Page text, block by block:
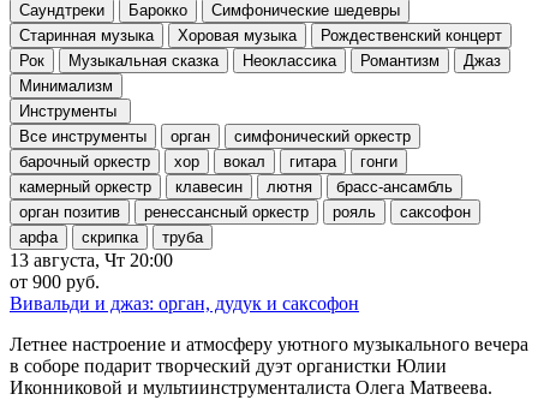
Саундтреки Барокко
Симфонические шедевры
Старинная музыка
Хоровая музыка
Рождественский концерт
Рок
Музыкальная сказка Неоклассика Романтизм
Джаз
Минимализм
Инструменты
Все инструменты
орган
симфонический оркестр
барочный оркестр
хор вокал гитара
гонги
камерный оркестр
клавесин лютня
брасс-ансамбль
орган позитив
ренессансный оркестр рояль
саксофон
арфа
скрипка труба
13 августа, Чт 20:00
от 900 руб.
Вивальди и джаз: орган, дудук и саксофон
Летнее настроение и атмосферу уютного музыкального вечера
в соборе подарит творческий дуэт органистки Юлии
Иконниковой и мультиинструменталиста Олега Матвеева.